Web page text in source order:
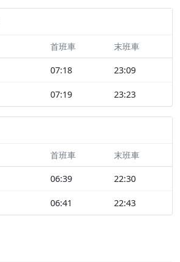
首班車 末班車
07:18 23:09
07:19 23:23
首班車 末班車
06:39 22:30
06:41 22:43